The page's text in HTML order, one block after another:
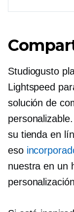
Studiogusto
Lightspeed
solución de
su tienda en
eso
nuestraen un